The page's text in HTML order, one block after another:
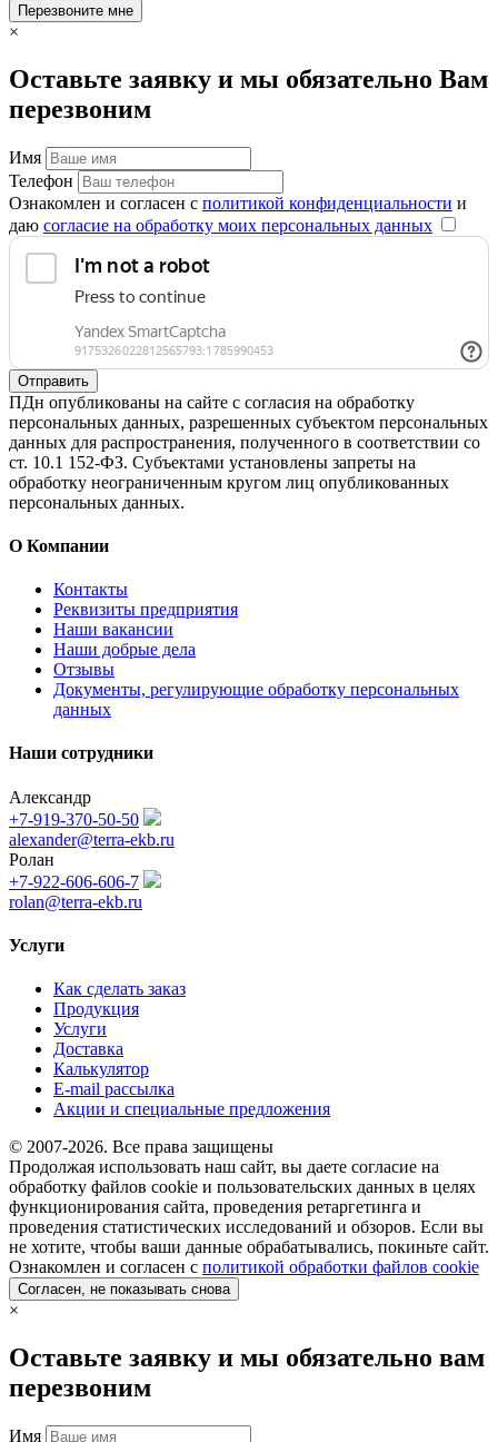
Перезвоните мне
×
Оставьте заявку и мы обязательно Вам
перезвоним
Имя
Телефон
Ознакомлен и согласен с политикой конфиденциальности и
даю согласие на обработку моих персональных данных
Отправить
ПДн опубликованы на сайте с согласия на обработку
персональных данных, разрешенных субъектом персональных
данных для распространения, полученного в соответствии со
ст. 10.1 152-ФЗ. Субъектами установлены запреты на
обработку неограниченным кругом лиц опубликованных
персональных данных.
О Компании
Контакты
Реквизиты предприятия
Наши вакансии
Наши добрые дела
Отзывы
Документы, регулирующие обработку персональных
данных
Наши сотрудники
Александр
+7-919-370-50-50
alexander@terra-ekb.ru
Ролан
+7-922-606-606-7
rolan@terra-ekb.ru
Услуги
Как сделать заказ
Продукция
Услуги
Доставка
Калькулятор
E-mail рассылка
Акции и специальные предложения
© 2007-2026. Все права защищены
Продолжая использовать наш сайт, вы даете согласие на
обработку файлов cookie и пользовательских данных в целях
функционирования сайта, проведения ретаргетинга и
проведения статистических исследований и обзоров. Если вы
не хотите, чтобы ваши данные обрабатывались, покиньте сайт.
Ознакомлен и согласен с политикой обработки файлов cookie
Согласен, не показывать снова
×
Оставьте заявку и мы обязательно вам
перезвоним
Имя